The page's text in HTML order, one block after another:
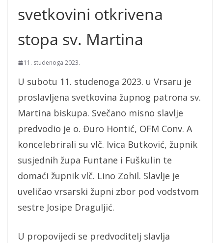
svetkovini otkrivena
stopa sv. Martina
11. studenoga 2023.
U subotu 11. studenoga 2023. u Vrsaru je
proslavljena svetkovina župnog patrona sv.
Martina biskupa. Svečano misno slavlje
predvodio je o. Đuro Hontić, OFM Conv. A
koncelebrirali su vlč. Ivica Butković, župnik
susjednih župa Funtane i Fuškulin te
domaći župnik vlč. Lino Zohil. Slavlje je
uveličao vrsarski župni zbor pod vodstvom
sestre Josipe Draguljić.
U propovijedi se predvoditelj slavlja